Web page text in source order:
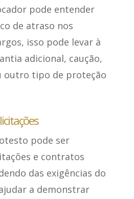
pode entender
de atraso nos
isso pode levar à
adicional, caução,
outro tipo de proteção
pode ser
e contratos
das exigências do
a demonstrar